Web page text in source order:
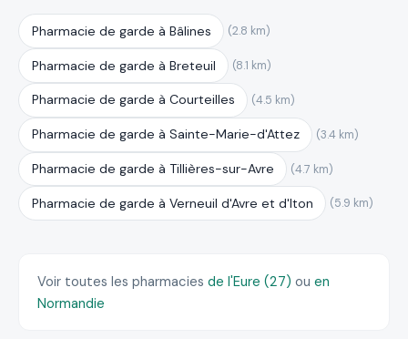
Pharmacie de garde à Bâlines (2.8 km)
Pharmacie de garde à Breteuil (8.1 km)
Pharmacie de garde à Courteilles (4.5 km)
Pharmacie de garde à Sainte-Marie-d'Attez (3.4 km)
Pharmacie de garde à Tillières-sur-Avre (4.7 km)
Pharmacie de garde à Verneuil d'Avre et d'Iton (5.9 km)
Voir toutes les pharmacies de l'Eure (27) ou en
Normandie